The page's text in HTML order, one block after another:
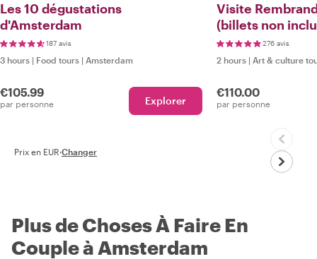
Les 10 dégustations
d'Amsterdam
187 avis
3 hours | Food tours | Amsterdam
€105.99
par personne Explorer
Visite
(billets non
276 avis
2 hours | Art & culture
€110.00
par personne
Prix en EUR·Changer
Plus de Choses À Faire En
Couple à Amsterdam